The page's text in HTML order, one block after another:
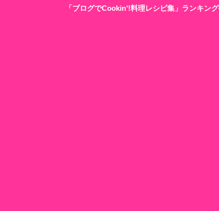
「ブログでCookin‘!料理レシピ集」ランキン